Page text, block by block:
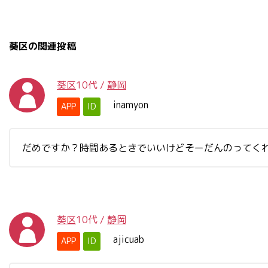
葵区の関連投稿
葵区10代 / 静岡
APP ID inamyon
だめですか？時間あるときでいいけどそーだんのってく
葵区10代 / 静岡
APP ID ajicuab